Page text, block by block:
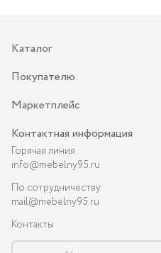
Каталог
Покупателю
Маркетплейс
Контактная информация
Горячая линия
info@mebelny95.ru
По сотрудничеству
mail@mebelny95.ru
Контакты